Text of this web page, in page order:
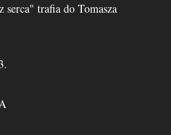
serca" trafia do Tomasza